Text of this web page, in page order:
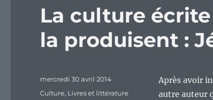
La culture
la produisent :
Après avoir
autre auteur
Publié
mercredi 30 avril 2014
Catégories
Culture, Livres et littérature